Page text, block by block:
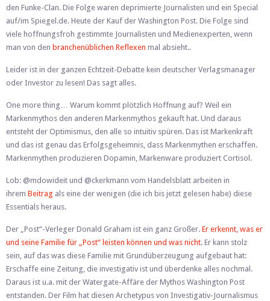
den Funke-Clan. Die Folge waren deprimierte Journalisten und ein Special
auf/im Spiegel.de. Heute der Kauf der Washington Post. Die Folge sind
viele hoffnungsfroh gestimmte Journalisten und Medienexperten, wenn
man von den branchenüblichen Reflexen mal absieht..
Leider ist in der ganzen Echtzeit-Debatte kein deutscher Verlagsmanager
oder Investor zu lesen! Das sagt alles.
One more thing… Warum kommt plötzlich Hoffnung auf? Weil ein
Markenmythos den anderen Markenmythos gekauft hat. Und daraus
entsteht der Optimismus, den alle so intuitiv spüren. Das ist Markenkraft
und das ist genau das Erfolgsgeheimnis, dass Markenmythen erschaffen.
Markenmythen produzieren Dopamin, Markenware produziert Cortisol.
Lob: @mdowideit und @ckerkmann vom Handelsblatt arbeiten in
ihrem Beitrag als eine der wenigen (die ich bis jetzt gelesen habe) diese
Essentials heraus.
Der „Post“-Verleger Donald Graham ist ein ganz Großer. Er erkennt, was er
und seine Familie für „Post“ leisten können und was nicht. Er kann stolz
sein, auf das was diese Familie mit Grundüberzeugung aufgebaut hat:
Erschaffe eine Zeitung, die investigativ ist und überdenke alles nochmal.
Daraus ist u.a. mit der Watergate-Affäre der Mythos Washington Post
entstanden. Der Film hat diesen Archetypus von Investigativ-Journalismus